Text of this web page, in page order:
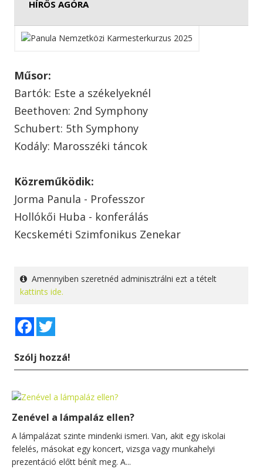
HÍRÖS AGÓRA
Műsor:
Bartók: Este a székelyeknél
Beethoven: 2nd Symphony
Schubert: 5th Symphony
Kodály: Marosszéki táncok
Közreműködik:
Jorma Panula - Professzor
Hollókői Huba - konferálás
Kecskeméti Szimfonikus Zenekar
Amennyiben szeretnéd adminisztrálni ezt a tételt
kattints ide.
Facebook
Szólj hozzá!
Zenével a lámpaláz ellen?
A lámpalázat szinte mindenki ismeri. Van, akit egy iskolai
felelés, másokat egy koncert, vizsga vagy munkahelyi
prezentáció előtt bénít meg. A...